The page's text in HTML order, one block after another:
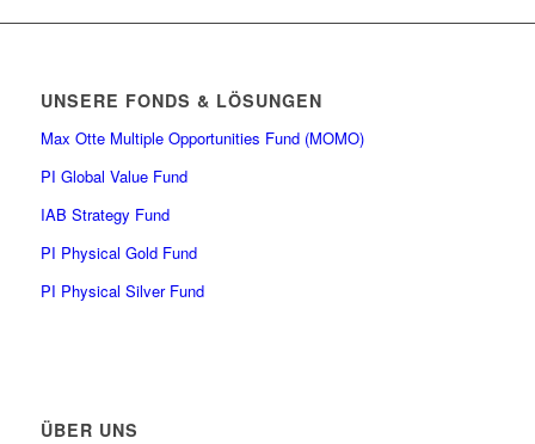
UNSERE FONDS & LÖSUNGEN
Max Otte Multiple Opportunities Fund (MOMO)
PI Global Value Fund
IAB Strategy Fund
PI Physical Gold Fund
PI Physical Silver Fund
ÜBER UNS